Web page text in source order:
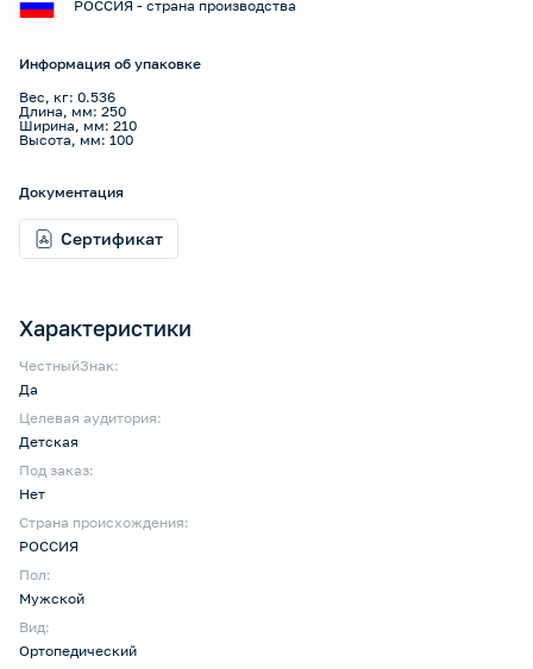
Характеристики
ЧестныйЗнак:
Да
Целевая аудитория:
Детская
Под заказ:
Нет
Страна происхождения:
РОССИЯ
Пол:
Мужской
Вид:
Ортопедический
РОССИЯ - страна производства
Информация об упаковке
Вес, кг: 0.536
Длина, мм: 250
Ширина, мм: 210
Высота, мм: 100
Документация
Сертификат